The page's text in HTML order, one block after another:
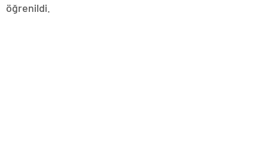
öğrenildi.